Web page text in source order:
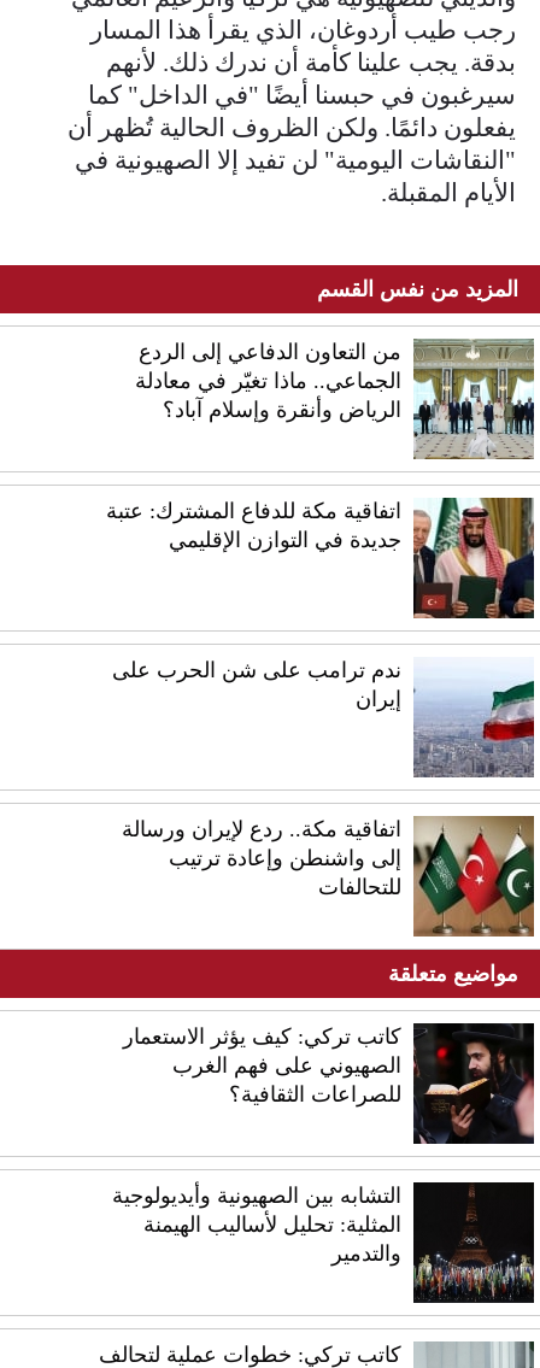
رجب طيب أردوغان، الذي يقرأ هذا المسار
بدقة. يجب علينا كأمة أن ندرك ذلك. لأنهم
سيرغبون في حبسنا أيضًا "في الداخل" كما
يفعلون دائمًا. ولكن الظروف الحالية تُظهر أن
"النقاشات اليومية" لن تفيد إلا الصهيونية في
الأيام المقبلة.
المزيد من نفس القسم
من التعاون الدفاعي إلى الردع
الجماعي.. ماذا تغيّر في معادلة
الرياض وأنقرة وإسلام آباد؟
اتفاقية مكة للدفاع المشترك: عتبة
جديدة في التوازن الإقليمي
ندم ترامب على شن الحرب على
إيران
اتفاقية مكة.. ردع لإيران ورسالة
إلى واشنطن وإعادة ترتيب
للتحالفات
مواضيع متعلقة
كاتب تركي: كيف يؤثر الاستعمار
الصهيوني على فهم الغرب
للصراعات الثقافية؟
التشابه بين الصهيونية وأيديولوجية
المثلية: تحليل لأساليب الهيمنة
والتدمير
كاتب تركي: خطوات عملية لتحالف